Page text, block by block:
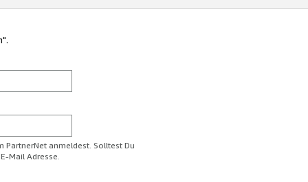
PartnerNet anmeldest. Solltest Du
Mail Adresse.